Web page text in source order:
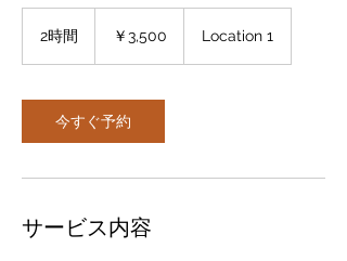
2時間 ￥3,500 Location 1
今すぐ予約
サービス内容